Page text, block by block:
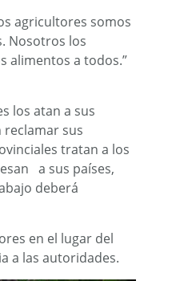
agricultores somos
Nosotros los
alimentos a todos.”
los atan a sus
sus
tratan a los
a sus países,
deberá
en el lugar del
a las autoridades.